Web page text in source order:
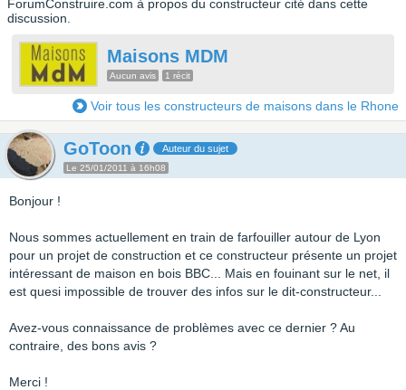
ForumConstruire.com à propos du constructeur cité dans cette
discussion.
Maisons MDM
Aucun avis 1 récit
Voir tous les constructeurs de maisons dans le Rhone
GoToon Auteur du sujet
Le 25/01/2011 à 16h08
Bonjour !
Nous sommes actuellement en train de farfouiller autour de Lyon
pour un projet de construction et ce constructeur présente un projet
intéressant de maison en bois BBC... Mais en fouinant sur le net, il
est quesi impossible de trouver des infos sur le dit-constructeur...
Avez-vous connaissance de problèmes avec ce dernier ? Au
contraire, des bons avis ?
Merci !